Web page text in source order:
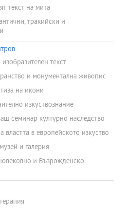
текст на мита
тракийски и
текст
и монументална живопис
на икони
изкуствознание
семинар културно наследство
в европейското изкуство
и галерия
и Възрожденско